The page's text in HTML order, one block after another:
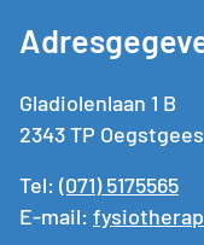
Gladiolenlaan 1 B
2343 TP
Tel: (071) 5175565
E-mail: